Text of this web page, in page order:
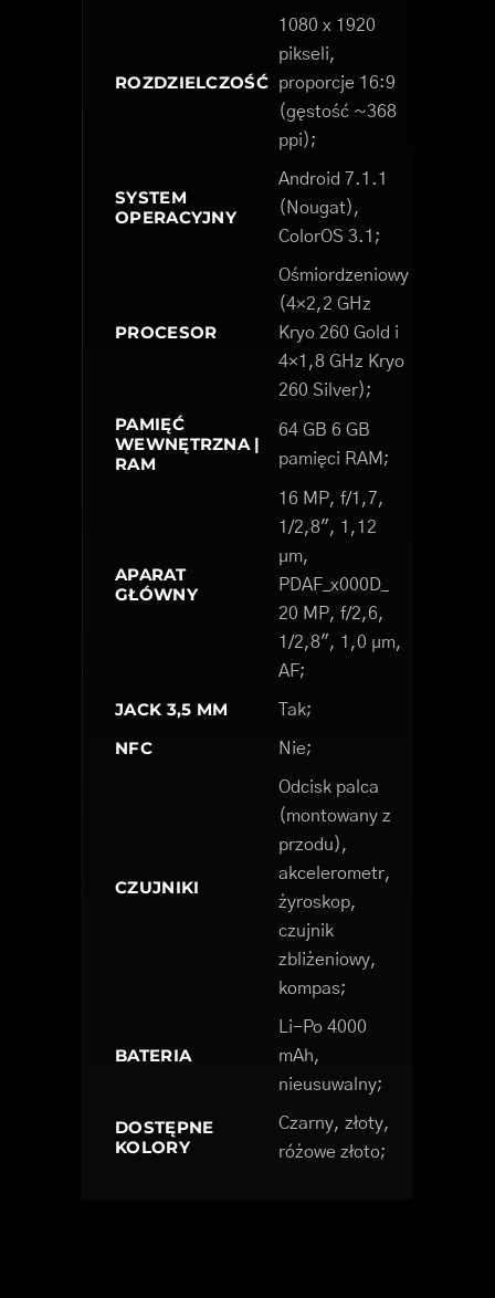
ROZDZIELCZOŚĆ
1080 x 1920
pikseli,
proporcje 16:9
(gęstość ~368
ppi);
SYSTEM
OPERACYJNY
Android 7.1.1
(Nougat),
ColorOS 3.1;
PROCESOR
Ośmiordzeniowy
(4×2,2 GHz
Kryo 260 Gold i
4×1,8 GHz Kryo
260 Silver);
PAMIĘĆ
WEWNĘTRZNA |
RAM
64 GB 6 GB
pamięci RAM;
APARAT
GŁÓWNY
16 MP, f/1,7,
1/2,8", 1,12
µm,
PDAF_x000D_
20 MP, f/2,6,
1/2,8", 1,0 µm,
AF;
JACK 3,5 MM Tak;
NFC Nie;
CZUJNIKI
Odcisk palca
(montowany z
przodu),
akcelerometr,
żyroskop,
czujnik
zbliżeniowy,
kompas;
BATERIA
Li-Po 4000
mAh,
nieusuwalny;
DOSTĘPNE
KOLORY
Czarny, złoty,
różowe złoto;